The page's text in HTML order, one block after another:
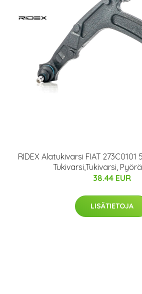
RIDEX Alatukivarsi FIAT 273C0101
Tukivarsi,Tukivarsi,
38.44 EUR
LISÄTIETOJA